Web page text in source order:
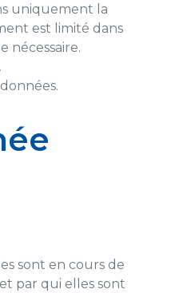
uniquement la
est limité dans
nécessaire.
sont en cours de
par qui elles sont